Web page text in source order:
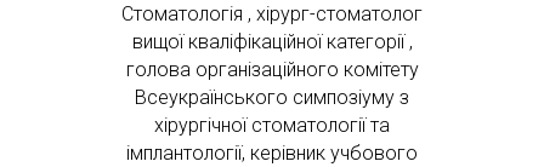
Стоматологія , хірург-стоматолог
вищої кваліфікаційної категорії ,
голова організаційного комітету
Всеукраїнського симпозіуму з
хірургічної стоматології та
імплантології, керівник учбового